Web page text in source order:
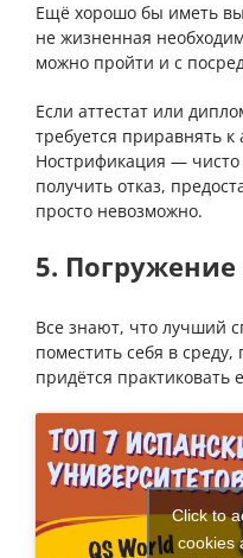
Ещё хорошо бы иметь
не жизненная
можно пройти и с
Если аттестат или
требуется приравнять
Нострификация —
получить отказ,
просто невозможно.
5. Погружение
Все знают, что лучший
поместить себя в
придётся практиковать
Click to
cookies